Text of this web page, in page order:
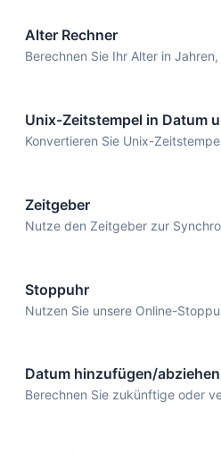
Alter Rechner
Berechnen Sie Ihr Alter in Jahren,
Unix-Zeitstempel in Datum
Konvertieren Sie Unix-
Zeitgeber
Nutze den Zeitgeber zur
Stoppuhr
Nutzen Sie unsere Online-
Datum hinzufügen/abziehen
Berechnen Sie zukünftige oder